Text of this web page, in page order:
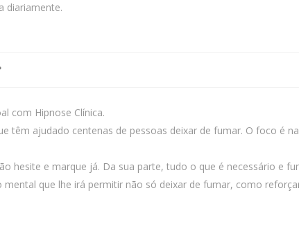
diariamente.
com Hipnose Clínica.
têm ajudado centenas de pessoas deixar de fumar. O foco é
hesite e marque já. Da sua parte, tudo o que é necessário e
que lhe irá permitir não só deixar de fumar, como